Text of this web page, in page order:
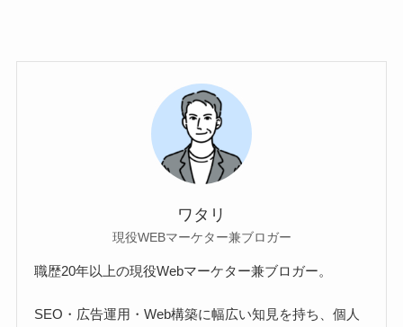
ワタリ
現役WEBマーケター兼ブロガー
職歴20年以上の現役Webマーケター兼ブロガー。
SEO・広告運用・Web構築に幅広い知見を持ち、個人